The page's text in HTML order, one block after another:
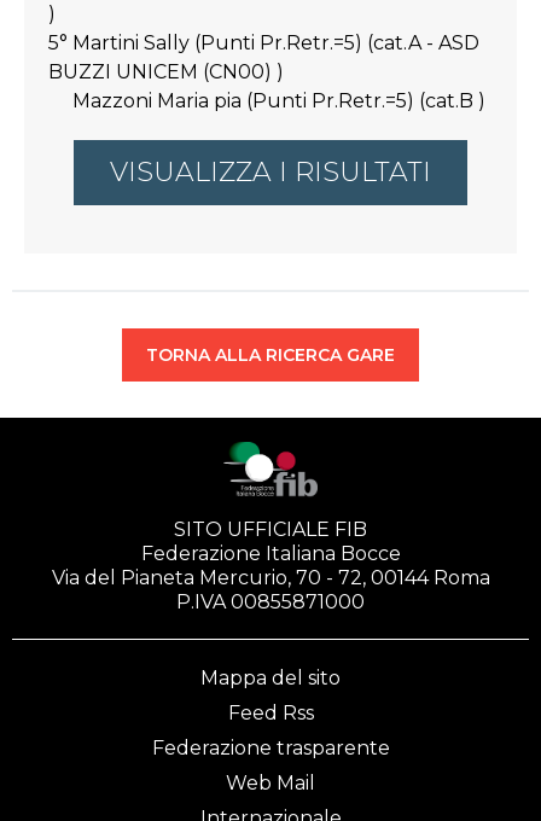
)
5° Martini Sally (Punti Pr.Retr.=5) (cat.A - ASD
BUZZI UNICEM (CN00) )
Mazzoni Maria pia (Punti Pr.Retr.=5) (cat.B )
VISUALIZZA I RISULTATI
TORNA ALLA RICERCA GARE
SITO UFFICIALE FIB
Federazione Italiana Bocce
Via del Pianeta Mercurio, 70 - 72, 00144 Roma
P.IVA 00855871000
Mappa del sito
Feed Rss
Federazione trasparente
Web Mail